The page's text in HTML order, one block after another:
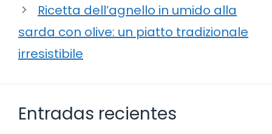
Ricetta dell’agnello in umido alla
sarda con olive: un piatto tradizionale
irresistibile
Entradas recientes